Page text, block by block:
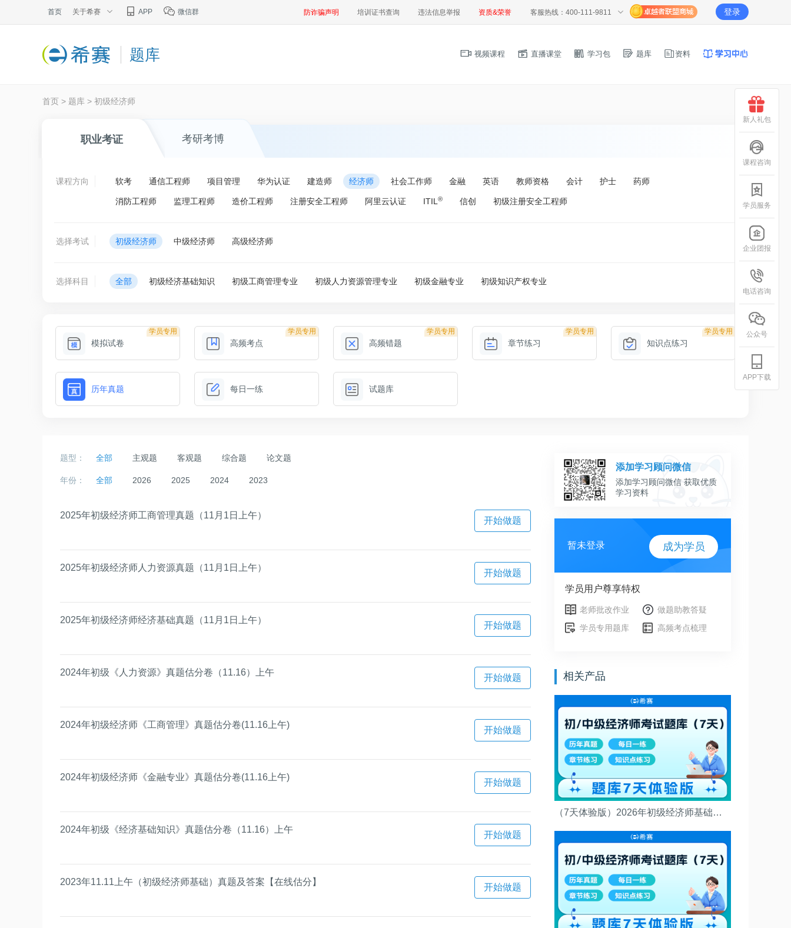
首页 关于希赛 APP 微信群 防诈骗声明 培训证书查询 违法信息举报 资质&荣誉 客服热线：400-111-9811 登录
题库 视频课程 直播课堂 学习包 题库 资料
首页 > 题库 > 初级经济师
职业考证 考研考博
课程方向 软考 通信工程师 项目管理 华为认证 建造师 经济师 社会工作师 金融 英语 教师资格 会计 护士 药师
消防工程师 监理工程师 造价工程师 注册安全工程师 阿里云认证 ITIL ® 信创 初级注册安全工程师
选择考试 初级经济师 中级经济师 高级经济师
选择科目 全部 初级经济基础知识 初级工商管理专业 初级人力资源管理专业 初级金融专业 初级知识产权专业
学员专用
模拟试卷
学员专用
高频考点
学员专用
高频错题
学员专用
章节练习
学员专用
知识点练习
历年真题 每日一练 试题库
题型： 全部 主观题 客观题 综合题 论文题
年份： 全部 2026 2025 2024 2023
2025年初级经济师工商管理真题（11月1日上午）
开始做题
2025年初级经济师人力资源真题（11月1日上午）
开始做题
2025年初级经济师经济基础真题（11月1日上午）
开始做题
2024年初级《人力资源》真题估分卷（11.16）上午
开始做题
2024年初级经济师《工商管理》真题估分卷(11.16上午)
开始做题
2024年初级经济师《金融专业》真题估分卷(11.16上午)
开始做题
2024年初级《经济基础知识》真题估分卷（11.16）上午
开始做题
2023年11.11上午（初级经济师基础）真题及答案【在线估分】
开始做题
添加学习顾问微信
添加学习顾问微信 获取优质
学习资料
暂未登录 成为学员
学员用户尊享特权
老师批改作业
做题助教答疑
学员专用题库
高频考点梳理
相关产品
（7天体验版）2026年初级经济师基础知识考试题库
新人礼包
课程咨询
学员服务
企业团报
电话咨询
公众号
APP下载